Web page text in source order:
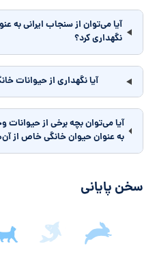
آیا می‌توان از سنجاب ایرانی به
نگهداری کرد؟
آیا نگهداری از حیوانات
آیا می‌توان بچه برخی از حیوانات
به عنوان حیوان خانگی خاص از
سخن پایانی
جمع‌بندی مقاله